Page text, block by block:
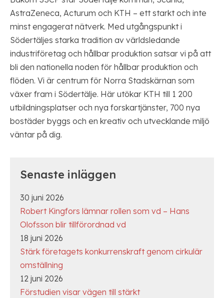
AstraZeneca, Acturum och KTH – ett starkt och inte
minst engagerat nätverk. Med utgångspunkt i
Södertäljes starka tradition av världsledande
industriföretag och hållbar produktion satsar vi på att
bli den nationella noden för hållbar produktion och
flöden. Vi är centrum för Norra Stadskärnan som
växer fram i Södertälje. Här utökar KTH till 1 200
utbildningsplatser och nya forskartjänster, 700 nya
bostäder byggs och en kreativ och utvecklande miljö
väntar på dig.
Senaste inläggen
30 juni 2026
Robert Kingfors lämnar rollen som vd – Hans
Olofsson blir tillförordnad vd
18 juni 2026
Stärk företagets konkurrenskraft genom cirkulär
omställning
12 juni 2026
Förstudien visar vägen till stärkt